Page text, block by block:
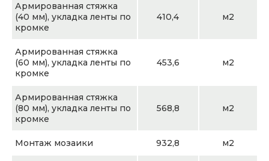
Армированная стяжка
(40 мм), укладка ленты по
кромке
410,4 м2
Армированная стяжка
(60 мм), укладка ленты по
кромке
453,6 м2
Армированная стяжка
(80 мм), укладка ленты по
кромке
568,8 м2
Монтаж мозаики 932,8 м2